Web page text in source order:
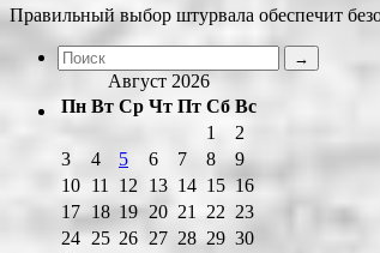
Правильный выбор штурвала обеспечит
Август 2026
Пн Вт Ср Чт Пт Сб Вс
1
2
3
4 5 6 7 8
9
10 11 12 13 14 15 16
17 18 19 20 21 22 23
24 25 26 27 28 29 30